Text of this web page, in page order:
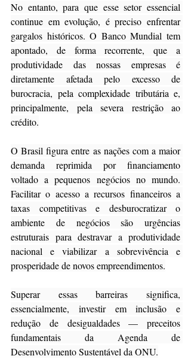
No entanto, para que esse setor essencial
continue em evolução, é preciso enfrentar
gargalos históricos. O Banco Mundial tem
apontado, de forma recorrente, que a
produtividade das nossas empresas é
diretamente afetada pelo excesso de
burocracia, pela complexidade tributária e,
principalmente, pela severa restrição ao
crédito.
O Brasil figura entre as nações com a maior
demanda reprimida por financiamento
voltado a pequenos negócios no mundo.
Facilitar o acesso a recursos financeiros a
taxas competitivas e desburocratizar o
ambiente de negócios são urgências
estruturais para destravar a produtividade
nacional e viabilizar a sobrevivência e
prosperidade de novos empreendimentos.
Superar essas barreiras significa,
essencialmente, investir em inclusão e
redução de desigualdades — preceitos
fundamentais da Agenda de
Desenvolvimento Sustentável da ONU.